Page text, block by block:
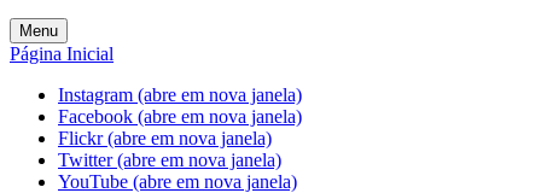
Menu
Página Inicial
Instagram (abre em nova janela)
Facebook (abre em nova janela)
Flickr (abre em nova janela)
Twitter (abre em nova janela)
YouTube (abre em nova janela)